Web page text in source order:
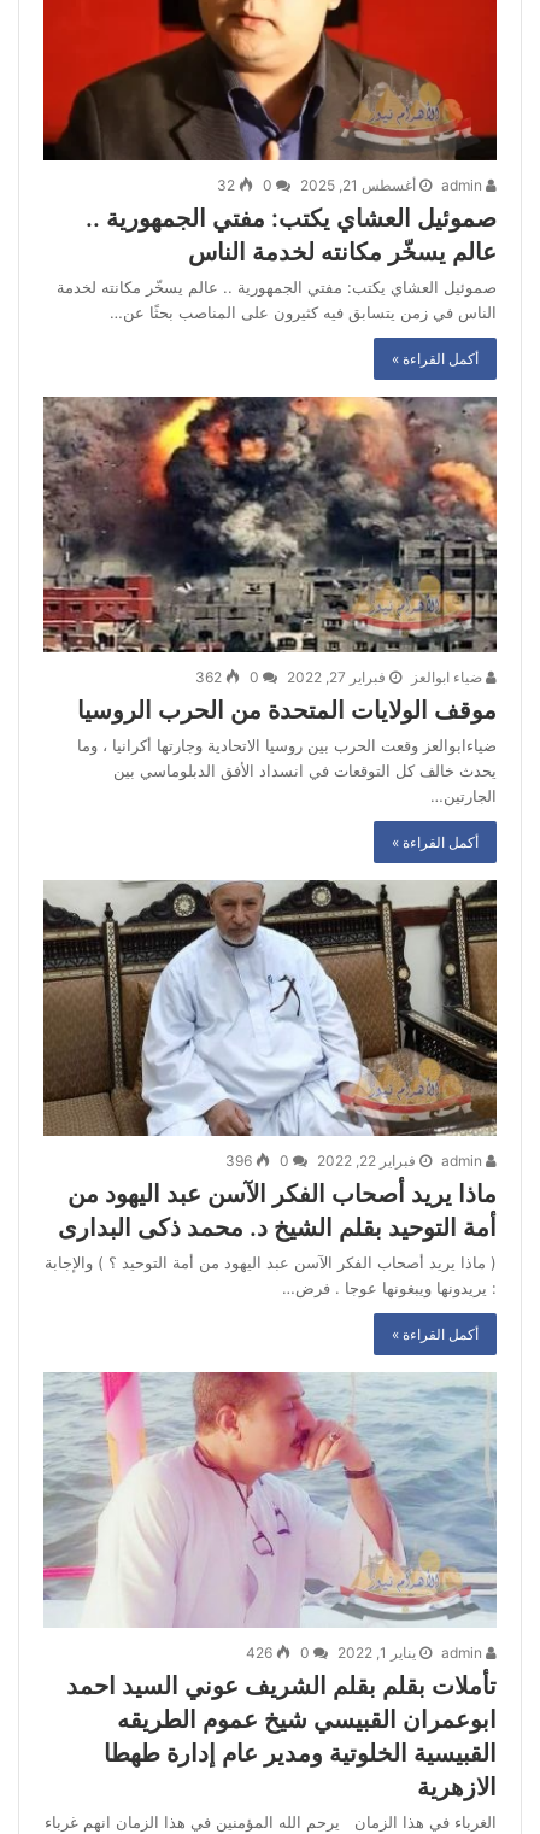
أغسطس 21, 2025 32
صموئيل العشاي يكتب: مفتي الجمهورية ..
عالم يسخّر مكانته لخدمة الناس
صموئيل العشاي يكتب: مفتي الجمهورية .. عالم يسخّر مكانته لخدمة
الناس في زمن يتسابق فيه كثيرون على المناصب بحثًا عن…
أكمل القراءة »
ضياء ابوالعز فبراير 27, 2022 362
موقف الولايات المتحدة من الحرب الروسيا
ضياءابوالعز وقعت الحرب بين روسيا الاتحادية وجارتها أكرانيا ، وما
يحدث خالف كل التوقعات في انسداد الأفق الدبلوماسي بين
الجارتين…
أكمل القراءة »
فبراير 22, 2022 396
ماذا يريد أصحاب الفكر الآسن عبد اليهود من
أمة التوحيد بقلم الشيخ د. محمد ذكى البدارى
( ماذا يريد أصحاب الفكر الآسن عبد اليهود من أمة التوحيد ؟ ) والإجابة
: يريدونها ويبغونها عوجا . فرض…
أكمل القراءة »
يناير 1, 2022 426
تأملات بقلم بقلم الشريف عوني السيد احمد
ابوعمران القبيسي شيخ عموم الطريقه
القبيسية الخلوتية ومدير عام إدارة طهطا
الازهرية
الغرباء في هذا الزمان يرحم الله المؤمنين في هذا الزمان انهم غرباء